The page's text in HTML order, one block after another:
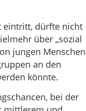
eintritt, dürfte nicht
über „sozial
jungen Menschen
an den
könnte.
bei der